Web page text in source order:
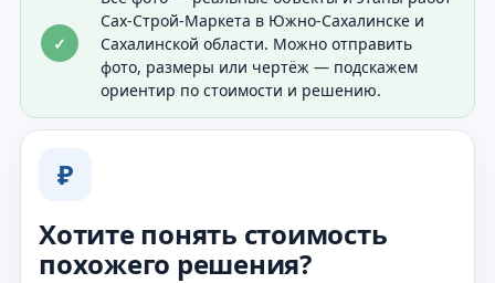
✓
Сах-Строй-Маркета в Южно-Сахалинске и
Сахалинской области. Можно отправить
фото, размеры или чертёж — подскажем
ориентир по стоимости и решению.
₽
Хотите понять стоимость
похожего решения?